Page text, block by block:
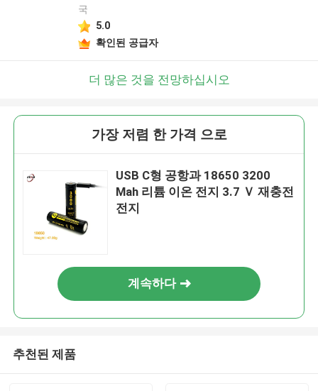
국
5.0
확인된 공급자
더 많은 것을 전망하십시오
가장 저렴 한 가격 으로
USB C형 공항과 18650 3200
Mah 리튬 이온 전지 3.7 Ｖ 재충전
전지
계속하다
추천된 제품